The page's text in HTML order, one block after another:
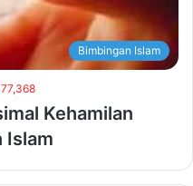
Bimbingan Islam
77,368
Kehamilan
Islam